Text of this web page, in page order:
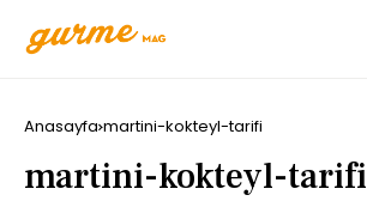
Anasayfa martini-kokteyl-tarifi
martini-kokteyl-tarifi